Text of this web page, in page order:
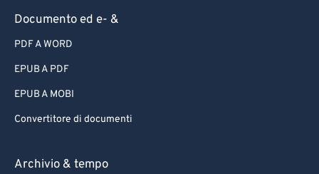
Documento ed e- &
PDF A WORD
EPUB A PDF
EPUB A MOBI
Convertitore di documenti
Archivio & tempo